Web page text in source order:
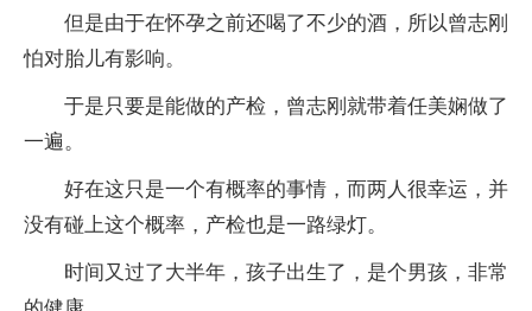
但是由于在怀孕之前还喝了不少的酒，所以曾志刚
怕对胎儿有影响。
于是只要是能做的产检，曾志刚就带着任美娴做了
一遍。
好在这只是一个有概率的事情，而两人很幸运，并
没有碰上这个概率，产检也是一路绿灯。
时间又过了大半年，孩子出生了，是个男孩，非常